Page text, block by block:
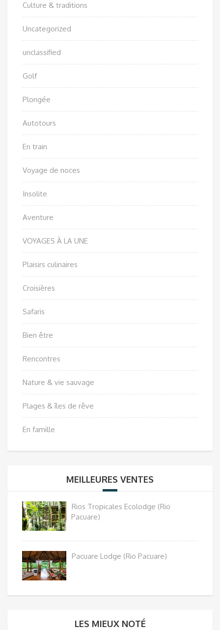
Culture & traditions
Uncategorized
unclassified
Golf
Plongée
Autotours
En train
Voyage de noces
Insolite
Aventure
VOYAGES À LA UNE
Plaisirs culinaires
Croisières
Safaris
Bien être
Rencontres
Nature & vie sauvage
Plages & îles de rêve
En famille
MEILLEURES VENTES
Rios Tropicales Ecolodge (Rio
Pacuare)
Pacuare Lodge (Rio Pacuare)
LES MIEUX NOTÉ